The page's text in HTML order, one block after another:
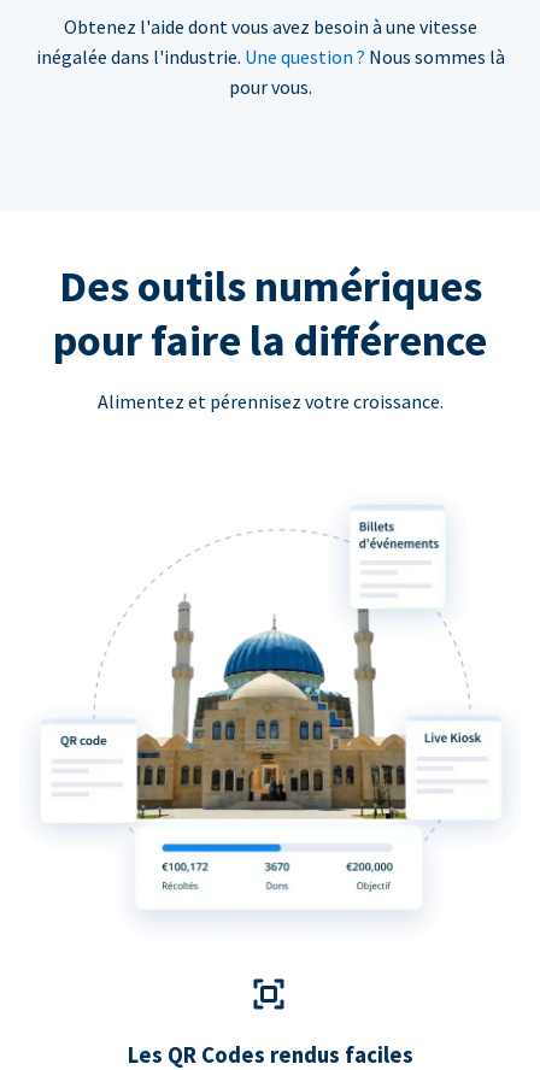
Obtenez l'aide dont vous avez besoin à une vitesse
inégalée dans l'industrie. Une question ? Nous sommes là
pour vous.
Des outils numériques
pour faire la différence
Alimentez et pérennisez votre croissance.
Les QR Codes rendus faciles